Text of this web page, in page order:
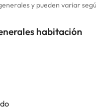
y pueden variar
habitación